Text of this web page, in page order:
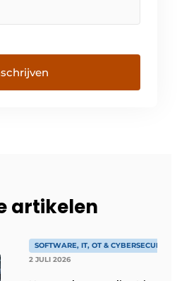
artikelen
SOFTWARE, IT, OT & CYBERSECURITY
2 JULI 2026